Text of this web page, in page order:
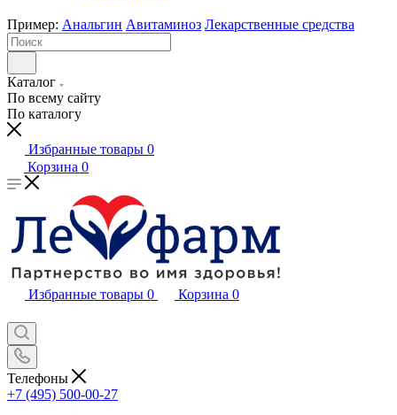
Пример: Анальгин Авитаминоз Лекарственные средства
Каталог
По всему сайту
По каталогу
Избранные товары 0
Корзина 0
Избранные товары 0 Корзина 0
Телефоны
+7 (495) 500-00-27